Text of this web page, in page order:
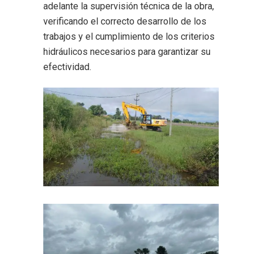
adelante la supervisión técnica de la obra,
verificando el correcto desarrollo de los
trabajos y el cumplimiento de los criterios
hidráulicos necesarios para garantizar su
efectividad.